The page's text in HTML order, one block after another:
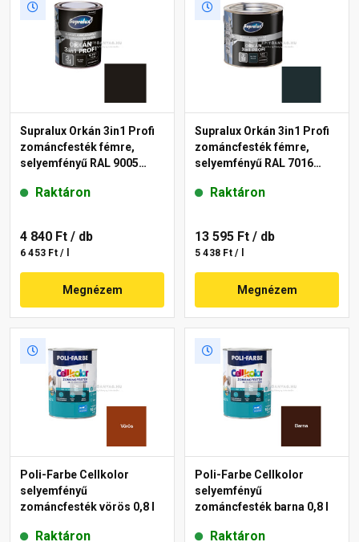
Supralux Orkán 3in1 Profi
zománcfesték fémre,
selyemfényű RAL 9005
Raktáron
4 840 Ft / db
6 453 Ft / l
Megnézem
Supralux Orkán 3in1 Profi
zománcfesték fémre,
selyemfényű RAL 7016
Raktáron
13 595 Ft / db
5 438 Ft / l
Megnézem
Poli-Farbe Cellkolor
selyemfényű
zománcfesték vörös 0,8 l
Raktáron
Poli-Farbe Cellkolor
selyemfényű
zománcfesték barna 0,8 l
Raktáron